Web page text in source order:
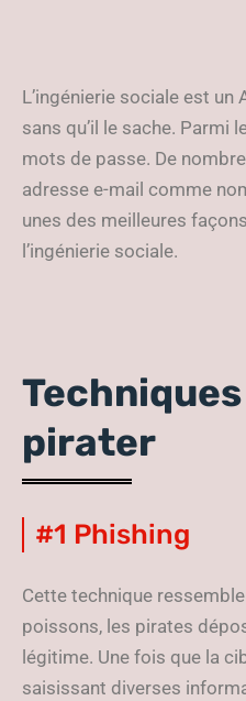
L’ingénierie sociale est
sans qu’il le sache. Parmi
mots de passe. De
adresse e-mail comme
unes des meilleures
l’ingénierie sociale.
pirater
#1 Phishing
Cette technique
poissons, les pirates
légitime. Une fois que la
saisissant diverses